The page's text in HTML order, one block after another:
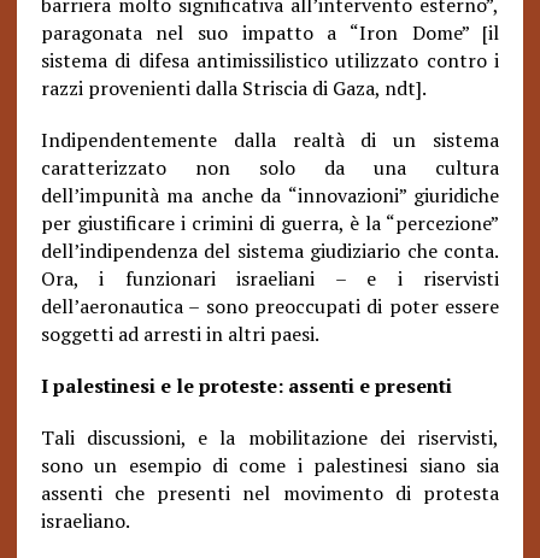
paragonata nel suo impatto a “Iron Dome” [il
sistema di difesa antimissilistico utilizzato contro i
razzi provenienti dalla Striscia di Gaza, ndt].
Indipendentemente dalla realtà di un sistema
caratterizzato non solo da una cultura
dell’impunità ma anche da “innovazioni” giuridiche
per giustificare i crimini di guerra, è la “percezione”
dell’indipendenza del sistema giudiziario che conta.
Ora, i funzionari israeliani – e i riservisti
dell’aeronautica – sono preoccupati di poter essere
soggetti ad arresti in altri paesi.
I palestinesi e le proteste: assenti e presenti
Tali discussioni, e la mobilitazione dei riservisti,
sono un esempio di come i palestinesi siano sia
assenti che presenti nel movimento di protesta
israeliano.